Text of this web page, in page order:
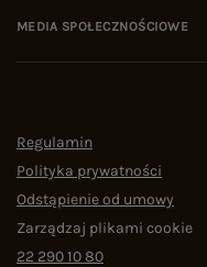
MEDIA SPOŁECZNOŚCIOWE
Regulamin
Polityka prywatności
Odstąpienie od umowy
Zarządzaj plikami cookie
22 290 10 80